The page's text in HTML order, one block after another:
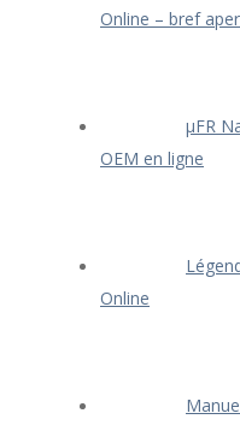
Online – bref
μFR
OEM en ligne
Online